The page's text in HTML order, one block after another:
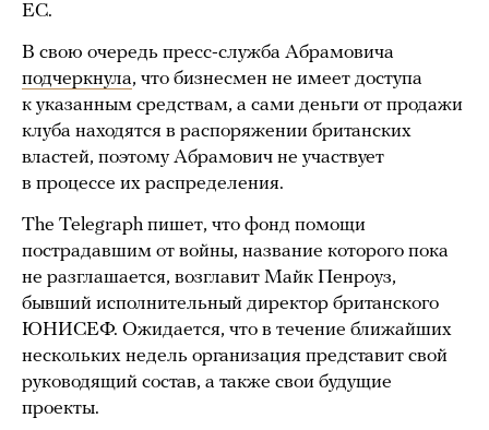
ЕС.
В свою очередь пресс-служба Абрамовича
подчеркнула, что бизнесмен не имеет доступа
к указанным средствам, а сами деньги от продажи
клуба находятся в распоряжении британских
властей, поэтому Абрамович не участвует
в процессе их распределения.
The Telegraph пишет, что фонд помощи
пострадавшим от войны, название которого пока
не разглашается, возглавит Майк Пенроуз,
бывший исполнительный директор британского
ЮНИСЕФ. Ожидается, что в течение ближайших
нескольких недель организация представит свой
руководящий состав, а также свои будущие
проекты.